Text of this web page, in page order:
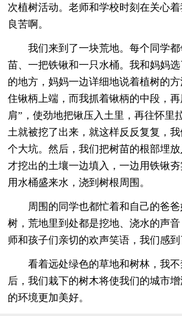
次植树活动。老师和学校时刻在关心
良苦啊。
我们来到了一块荒地。每个同学
苗、一把铁锹和一只水桶。我和妈妈
的地方，妈妈一边详细地说着植树的
住锹柄上端，而我抓着锹柄的中段，
肩”，使劲地把锹压入土里，再往怀里
土就被挖了出来，就这样反反复复，
个大坑。然后，我们把树苗的根部埋
才挖出的土壤一边填入，一边用铁锹
用水桶盛来水，浇到树根周围。
周围的同学也都忙着和自己的爸
树，荒地里到处都是挖地、浇水的声
师和孩子们亲切的欢声笑语，我们感到
看着远处绿色的草地和树林，我
后，我们栽下的树木将使我们的城市
的环境更加美好。